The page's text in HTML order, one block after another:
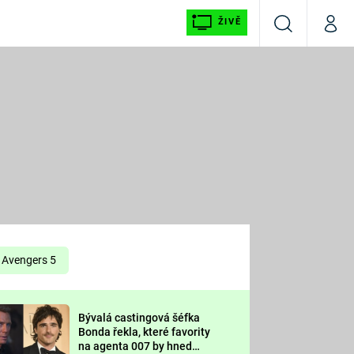
ŽIVĚ
VyhledáváníMůj
Prima LAJK
Sledujte nás
Avengers 5
Bývalá castingová šéfka
Bonda řekla, které favority
na agenta 007 by hned